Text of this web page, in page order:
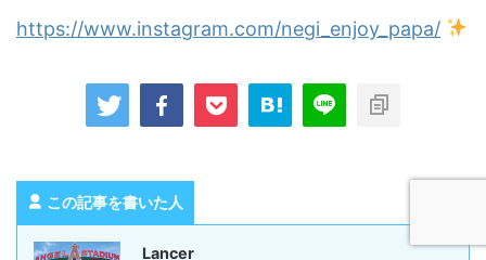
https://www.instagram.com/negi_enjoy_papa/
この記事を書いた人
Lancer